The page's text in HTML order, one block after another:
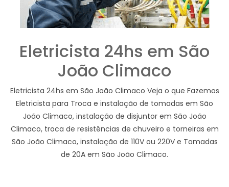
Eletricista 24hs em São
João Climaco
Eletricista 24hs em São João Climaco Veja o que Fazemos
Eletricista para Troca e instalação de tomadas em São
João Climaco, instalação de disjuntor em São João
Climaco, troca de resistências de chuveiro e torneiras em
São João Climaco, instalação de 110V ou 220V e Tomadas
de 20A em São João Climaco.